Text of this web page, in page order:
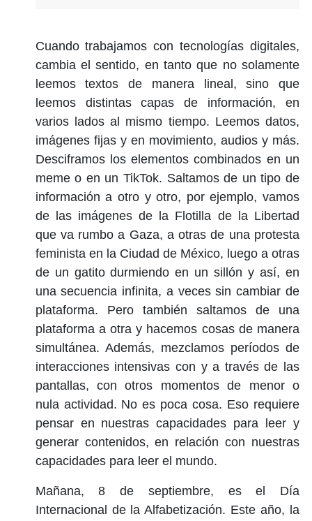
Cuando trabajamos con tecnologías digitales,
cambia el sentido, en tanto que no solamente
leemos textos de manera lineal, sino que
leemos distintas capas de información, en
varios lados al mismo tiempo. Leemos datos,
imágenes fijas y en movimiento, audios y más.
Desciframos los elementos combinados en un
meme o en un TikTok. Saltamos de un tipo de
información a otro y otro, por ejemplo, vamos
de las imágenes de la Flotilla de la Libertad
que va rumbo a Gaza, a otras de una protesta
feminista en la Ciudad de México, luego a otras
de un gatito durmiendo en un sillón y así, en
una secuencia infinita, a veces sin cambiar de
plataforma. Pero también saltamos de una
plataforma a otra y hacemos cosas de manera
simultánea. Además, mezclamos períodos de
interacciones intensivas con y a través de las
pantallas, con otros momentos de menor o
nula actividad. No es poca cosa. Eso requiere
pensar en nuestras capacidades para leer y
generar contenidos, en relación con nuestras
capacidades para leer el mundo.
Mañana, 8 de septiembre, es el Día
Internacional de la Alfabetización. Este año, la